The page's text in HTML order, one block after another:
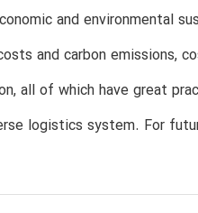
and environmental
and carbon emissions,
all of which have great
logistics system. For